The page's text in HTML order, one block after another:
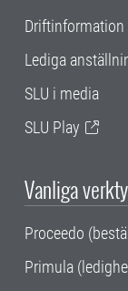
Driftinformation
Lediga
SLU i media
SLU Play
Vanliga
Proceedo
Primula